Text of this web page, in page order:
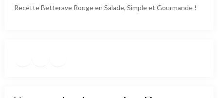
Recette Betterave Rouge en Salade, Simple et Gourmande !